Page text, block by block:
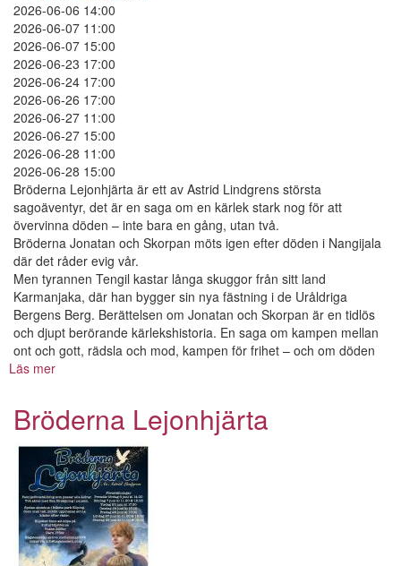
2026-06-06 14:00
2026-06-07 11:00
2026-06-07 15:00
2026-06-23 17:00
2026-06-24 17:00
2026-06-26 17:00
2026-06-27 11:00
2026-06-27 15:00
2026-06-28 11:00
2026-06-28 15:00
Bröderna Lejonhjärta är ett av Astrid Lindgrens största
sagoäventyr, det är en saga om en kärlek stark nog för att
övervinna döden – inte bara en gång, utan två.
Bröderna Jonatan och Skorpan möts igen efter döden i Nangijala
där det råder evig vår.
Men tyrannen Tengil kastar långa skuggor från sitt land
Karmanjaka, där han bygger sin nya fästning i de Uråldriga
Bergens Berg. Berättelsen om Jonatan och Skorpan är en tidlös
och djupt berörande kärlekshistoria. En saga om kampen mellan
ont och gott, rädsla och mod, kampen för frihet – och om döden
Läs mer
Bröderna Lejonhjärta